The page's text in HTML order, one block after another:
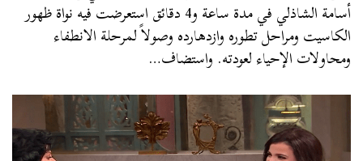
أسامة الشاذلي في مدة ساعة و4 دقائق استعرضت فيه نواة ظهور
الكاسيت ومراحل تطوره وازدهارده وصولاً لمرحلة الانطفاء
ومحاولات الإحياء لعودته. واستضاف…